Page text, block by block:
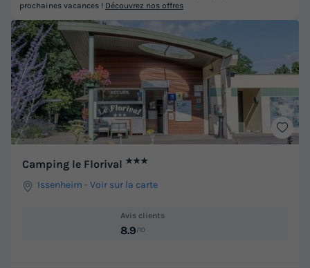
Camping le Florival ★★★
Issenheim -Voir sur la carte
Avis clients
8.9/10
prochaines vacances ! Découvrez nos offres